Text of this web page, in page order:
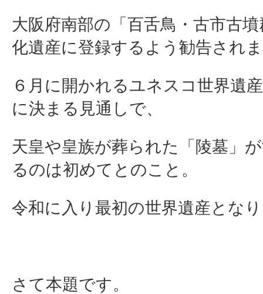
大阪府南部の「百舌鳥・古市古
化遺産に登録するよう勧告され
６月に開かれるユネスコ世界遺
に決まる見通しで、
天皇や皇族が葬られた「陵墓」
るのは初めてとのこと。
令和に入り最初の世界遺産とな
さて本題です。